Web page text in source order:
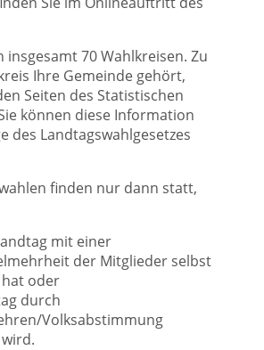
insgesamt 70 Wahlkreisen. Zu
Ihre Gemeinde gehört,
Seiten des Statistischen
können diese Information
des Landtagswahlgesetzes
finden nur dann statt,
mit einer
der Mitglieder selbst
oder
durch
Volksabstimmung